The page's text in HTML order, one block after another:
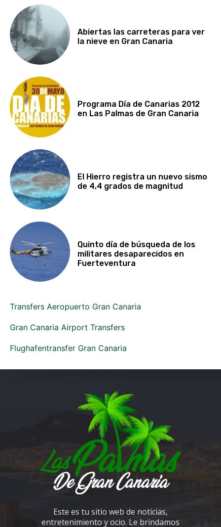
Abiertas las carreteras para ver
la nieve en Gran Canaria
Programa Día de Canarias 2012
en Las Palmas de Gran Canaria
El Hierro registra un nuevo sismo
de 4,4 grados de magnitud
Quinto día de búsqueda de los
militares desaparecidos en
Fuerteventura
Transfers Aeropuerto Gran Canaria
Gran Canaria Airport Transfers
Flughafentransfer Gran Canaria
Este es tu sitio web de noticias,
entretenimiento y ocio. Le brindamos